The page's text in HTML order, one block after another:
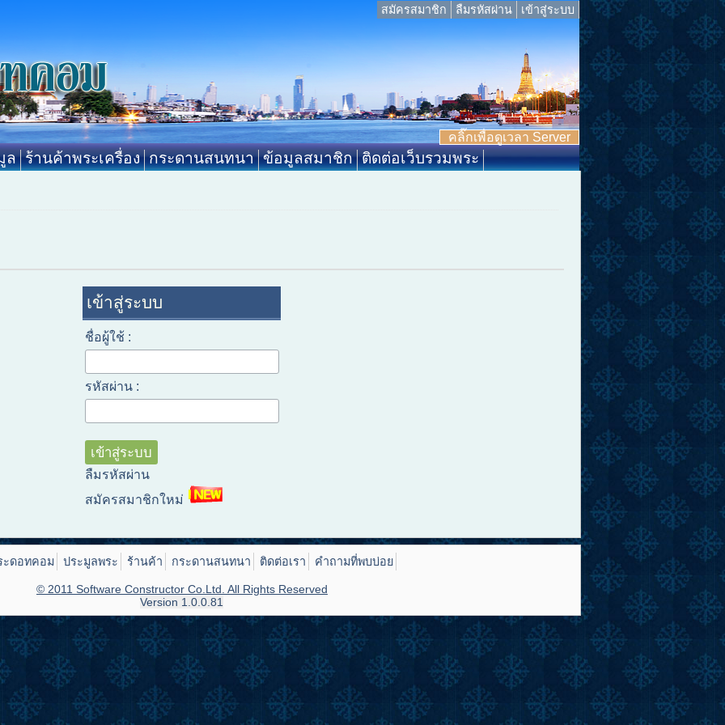
เข้าสู่ระบบ
ลืมรหัสผ่าน
สมัครสมาชิก
คลิ๊กเพื่อดูเวลา Server
ล ร้านค้าพระเครื่อง กระดานสนทนา ข้อมูลสมาชิก ติดต่อเว็บรวมพระ
เข้าสู่ระบบ
ชื่อผู้ใช้ :
รหัสผ่าน :
ลืมรหัสผ่าน
สมัครสมาชิกใหม่
ะดอทคอม ประมูลพระ ร้านค้า กระดานสนทนา ติดต่อเรา คำถามที่พบบ่อย
© 2011 Software Constructor Co.Ltd. All Rights Reserved
Version 1.0.0.81